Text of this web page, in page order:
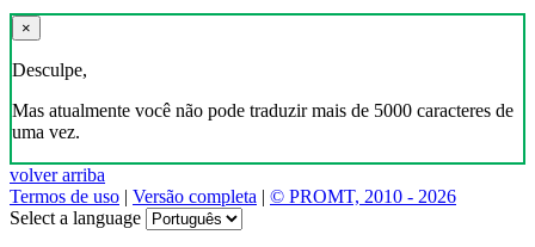
×
Desculpe,
Mas atualmente você não pode traduzir mais de 5000 caracteres de
uma vez.
volver arriba
Termos de uso | Versão completa | © PROMT, 2010 - 2026
Select a language